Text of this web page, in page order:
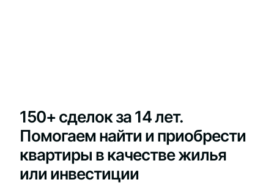
150+ сделок за 14 лет.
Помогаем найти и приобрести
квартиры в качестве жилья
или инвестиции